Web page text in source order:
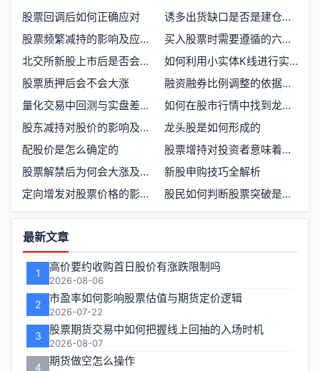
股票回调后如何正确应对
诱多出货缺口是否是建仓良机
股票频繁减持的影响及应对策略
买入股票时需要遵循的六大规则
北交所新股上市后是否会下跌
如何利用小实体K线进行实战交易
股票质押后会不会大涨
融资融券比例调整的依据是什么
量化交易中回测与实盘差异的原因及应对策略
如何在股市行情中找到龙头股票
股东减持对股价的影响及应对策略
龙头股是如何形成的
配股价是怎么确定的
股票增持对投资者意味着什么
股票解禁后为何会大涨及案例分析
新股申购技巧全解析
定向增发对股票价格的影响及投资者应对策略
股民如何判断股票突破是真是假
功
能
区
最新文章
1 高价要约收购首日股价有涨跌限制吗
2026-08-06
2 市盈率如何影响股票估值与期货定价逻辑
2026-07-22
3 股票期货交易中如何把握线上回抽的入场时机
2026-08-07
4 期货做空怎么操作